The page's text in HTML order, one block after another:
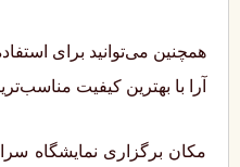
همچنین می‌توانید برای
آرا با بهترین کیفیت
مکان برگزاری نمایشگاه